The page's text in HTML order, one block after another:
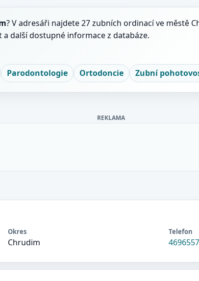
? V adresáři najdete 27 zubních ordinací ve městě
další dostupné informace z databáze.
Parodontologie Ortodoncie Zubní
REKLAMA
Okres
Chrudim
Telefon